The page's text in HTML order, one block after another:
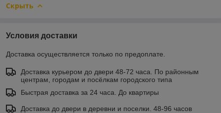
Скрыть
Условия доставки
Доставка осуществляется только по предоплате.
Доставка курьером до двери 48-72 часа. По районным
центрам, городам и посёлкам городского типа
Быстрая доставка за 24 часа. До квартиры
Доставка до двери в деревни и поселки. 48-96 часов